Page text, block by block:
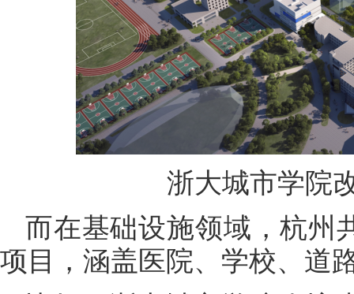
浙大城市学院
而在基础设施领域，杭州
项目，涵盖医院、学校、道